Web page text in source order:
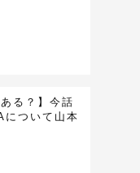
る？】今話
について山本